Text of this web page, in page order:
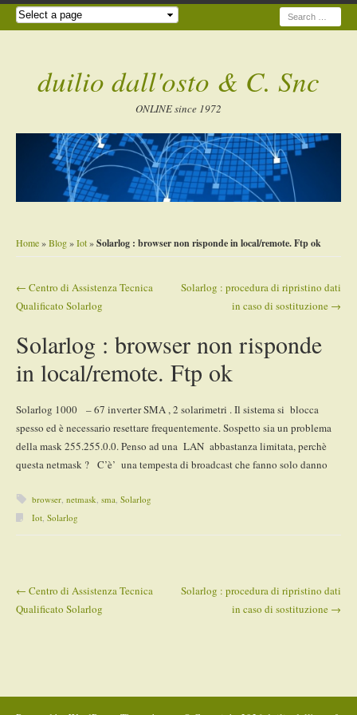
Search
duilio dall'osto & C. Snc
ONLINE since 1972
Home»Blog»Iot»Solarlog : browser non risponde in local/remote. Ftp ok
← Centro di Assistenza Tecnica
Qualificato Solarlog
Solarlog : procedura di ripristino dati
in caso di sostituzione →
Solarlog : browser non risponde
in local/remote. Ftp ok
Solarlog 1000 – 67 inverter SMA , 2 solarimetri . Il sistema si blocca
spesso ed è necessario resettare frequentemente. Sospetto sia un problema
della mask 255.255.0.0. Penso ad una LAN abbastanza limitata, perchè
questa netmask ? C’è’ una tempesta di broadcast che fanno solo danno
browser, netmask sma Solarlog
Iot, Solarlog
← Centro di Assistenza Tecnica
Qualificato Solarlog
Solarlog : procedura di ripristino dati
in caso di sostituzione →